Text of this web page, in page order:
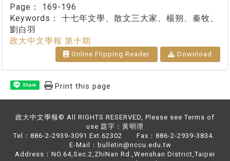
Page： 169-196
Keywords： 十七年文學、散文三大家、楊朔、秦牧、
劉白羽
政大中文學報 第十期
Online Flipping Reader Download
Share Print this page
政大中文學報© All RIGHTS RESERVED, Please see Terms of
use 題字：黃明理
Tel：886-2-2939-3091 Ext.62302 Fax：886-2-2939-3834.
E-Mail：bulletin@nccu.edu.tw
Address：NO.64,Sec.2,ZhiNan Rd.,Wenshan District,Taipei